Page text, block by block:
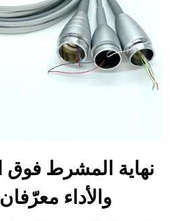
نهاية المشرط فوق
والأداء